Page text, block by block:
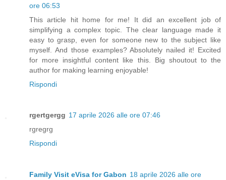
ore 06:53
This article hit home for me! It did an excellent job of
simplifying a complex topic. The clear language made it
easy to grasp, even for someone new to the subject like
myself. And those examples? Absolutely nailed it! Excited
for more insightful content like this. Big shoutout to the
author for making learning enjoyable!
Rispondi
rgertgergg 17 aprile 2026 alle ore 07:46
rgregrg
Rispondi
Family Visit eVisa for Gabon 18 aprile 2026 alle ore